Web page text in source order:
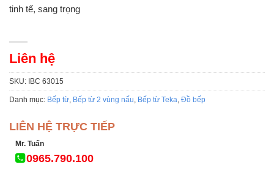
tinh tế, sang trọng
Liên hệ
SKU: IBC 63015
Danh mục: Bếp từ, Bếp từ 2 vùng nấu, Bếp từ Teka, Đồ bếp
LIÊN HỆ TRỰC TIẾP
Mr. Tuấn
0965.790.100